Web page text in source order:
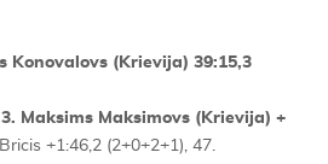
Konovalovs (Krievija) 39:15,3
3. Maksims Maksimovs (Krievija) +
+1:46,2 (2+0+2+1), 47.